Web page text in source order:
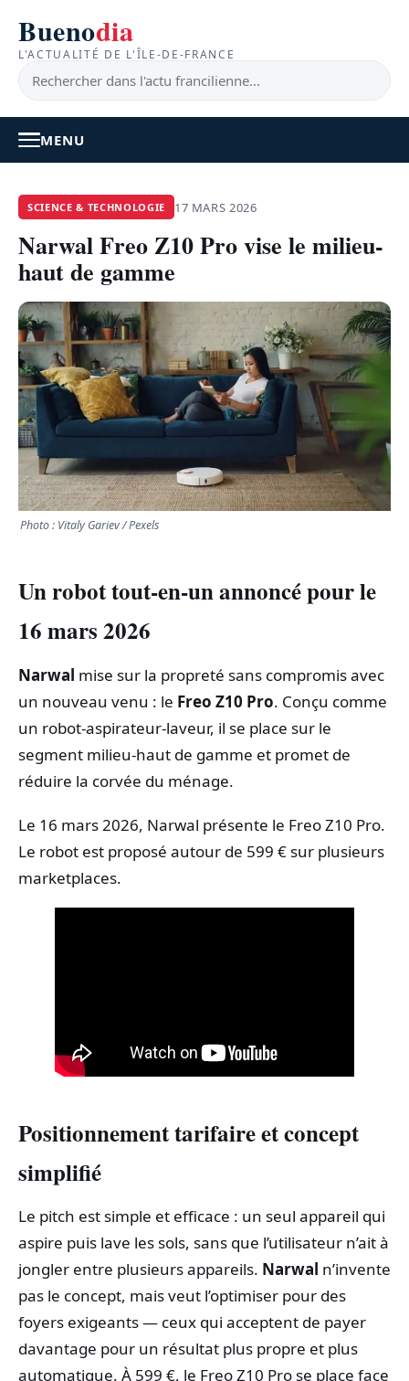
Buenodia
L'ACTUALITÉ DE L'ÎLE-DE-FRANCE
MENU
ACTUALITÉ
BONS PLANS
FEEL GOOD
FAITS DIVERS
TRANSPORTS
ÉCONOMIE
SPORT
CULTURE
SCIENCE & TECHNOLOGIE 17 MARS 2026
Narwal Freo Z10 Pro vise le milieu-
haut de gamme
Photo : Vitaly Gariev / Pexels
Un robot tout-en-un annoncé pour le
16 mars 2026
Narwal mise sur la propreté sans compromis avec
un nouveau venu : le Freo Z10 Pro. Conçu comme
un robot-aspirateur-laveur, il se place sur le
segment milieu-haut de gamme et promet de
réduire la corvée du ménage.
Le 16 mars 2026, Narwal présente le Freo Z10 Pro.
Le robot est proposé autour de 599 € sur plusieurs
marketplaces.
Positionnement tarifaire et concept
simplifié
Le pitch est simple et efficace : un seul appareil qui
aspire puis lave les sols, sans que l’utilisateur n’ait à
jongler entre plusieurs appareils. Narwal n’invente
pas le concept, mais veut l’optimiser pour des
foyers exigeants — ceux qui acceptent de payer
davantage pour un résultat plus propre et plus
automatique. À 599 €, le Freo Z10 Pro se place face